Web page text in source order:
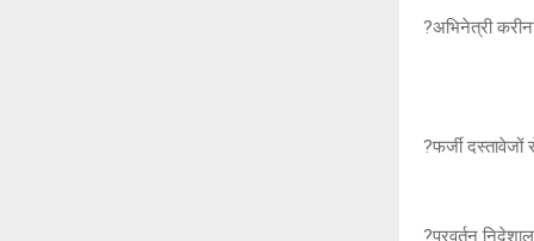
?अभिनेत्री
?फर्जी
?प्रवर्तन